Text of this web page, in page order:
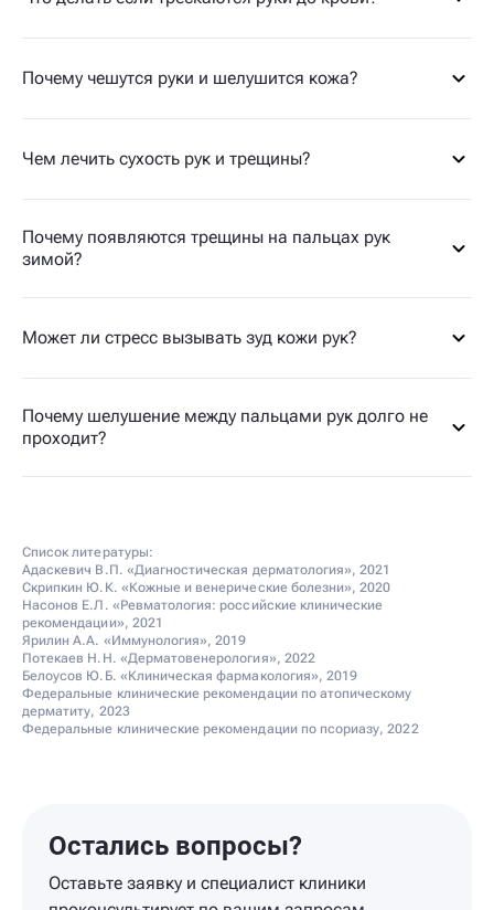
Почему чешутся руки и шелушится кожа?
Чем лечить сухость рук и трещины?
Почему появляются трещины на пальцах рук
зимой?
Может ли стресс вызывать зуд кожи рук?
Почему шелушение между пальцами рук долго не
проходит?
Список литературы:
Адаскевич В.П. «Диагностическая дерматология», 2021
Скрипкин Ю.К. «Кожные и венерические болезни», 2020
Насонов Е.Л. «Ревматология: российские клинические
рекомендации», 2021
Ярилин А.А. «Иммунология», 2019
Потекаев Н.Н. «Дерматовенерология», 2022
Белоусов Ю.Б. «Клиническая фармакология», 2019
Федеральные клинические рекомендации по атопическому
дерматиту, 2023
Федеральные клинические рекомендации по псориазу, 2022
Остались вопросы?
Оставьте заявку и специалист клиники